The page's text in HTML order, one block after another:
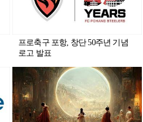
프로축구 포항, 창단 50주년 기념
로고 발표